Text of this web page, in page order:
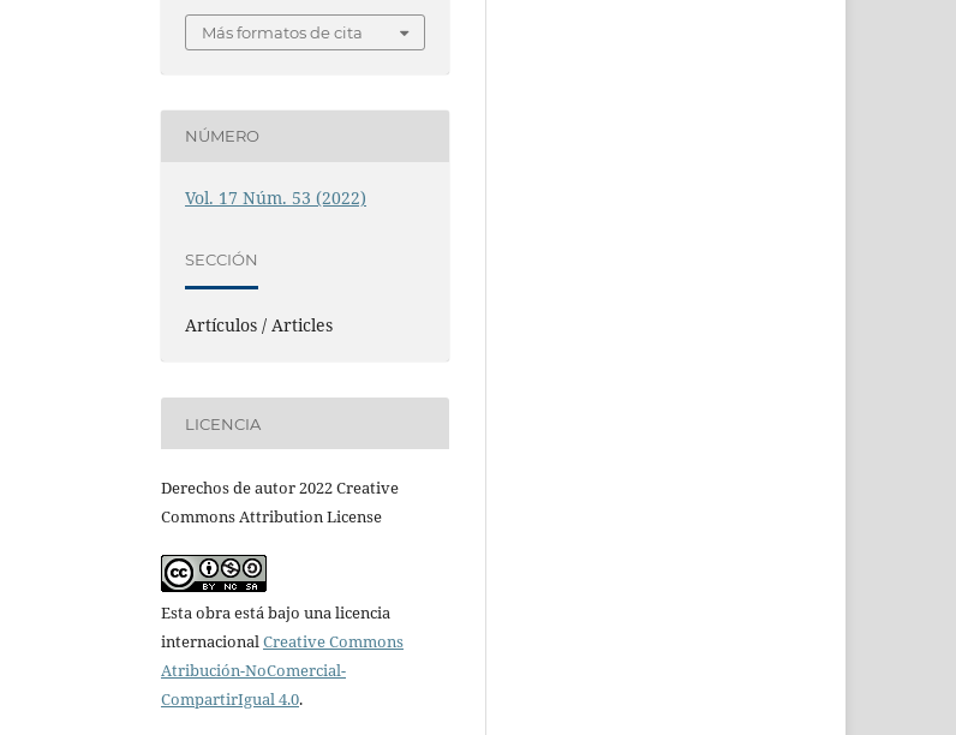
Más formatos de cita
NÚMERO
Vol. 17 Núm. 53 (2022)
SECCIÓN
Artículos / Articles
LICENCIA
Derechos de autor 2022 Creative
Commons Attribution License
Esta obra está bajo una licencia
internacionalCreative Commons
Atribución-NoComercial-
CompartirIgual 4.0.